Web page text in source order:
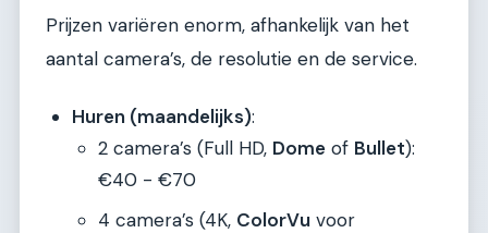
Prijzen variëren enorm, afhankelijk van het
aantal camera’s, de resolutie en de service.
Huren (maandelijks):
2 camera’s (Full HD, Dome of Bullet):
€40 - €70
4 camera’s (4K, ColorVu voor